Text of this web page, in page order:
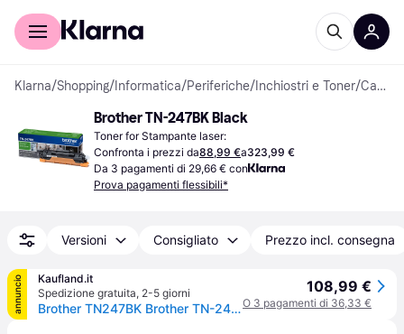
Per il tuo shopping
Klarna/Shopping/ Informatica/Periferiche/ Inchiostri e Toner/ Cartucce di Toner
Brother TN-247BK Black
Toner for Stampante laser:
Confronta i prezzi da88,99 €a323,99 €
Da 3 pagamenti di 29,66 € con
Prova pagamenti flessibili*
Versioni Consigliato Prezzo incl. consegna
annuncio
Kaufland.it
Spedizione gratuita, 2-5 giorni
Brother TN247BK Brother TN-247 BK Toner schwarz
108,99 €
O 3 pagamenti di 36,33 €